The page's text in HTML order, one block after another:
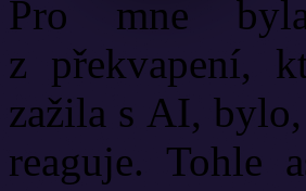
Pro mne
z překvapení,
zažila s AI,
reaguje. Tohle